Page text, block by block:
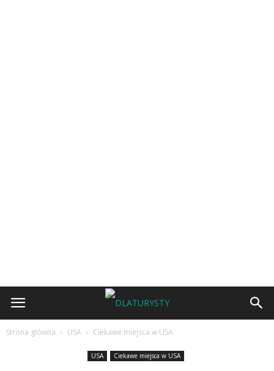
Strona główna USA Ciekawe miejsca w USA
USA Ciekawe miejsca w USA